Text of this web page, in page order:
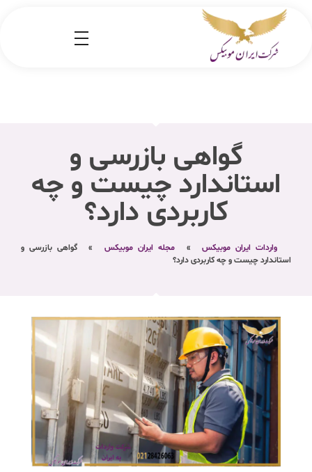
گواهی بازرسی و
استاندارد چیست و چه
کاربردی دارد؟
واردات ایران موبیکس » مجله ایران موبیکس »
گواهی بازرسی و
استاندارد چیست و چه کاربردی دارد؟